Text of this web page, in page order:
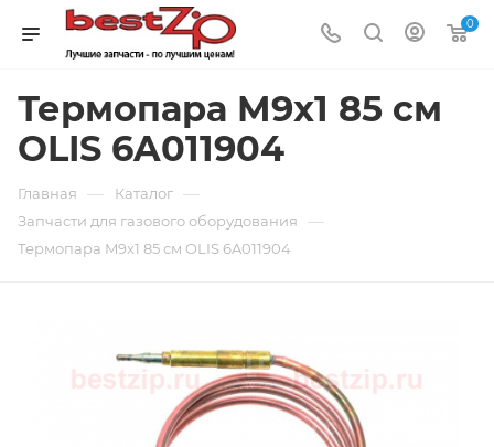
0
Термопара M9x1 85 см
OLIS 6A011904
Главная — Каталог —
Запчасти для газового оборудования —
Термопара M9x1 85 см OLIS 6A011904